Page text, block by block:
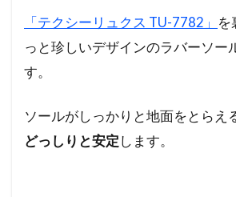
「テクシーリュクス TU-7782」 を
っと珍しいデザインのラバーソー
す。
ソールがしっかりと地面をとらえ
どっしりと安定します。